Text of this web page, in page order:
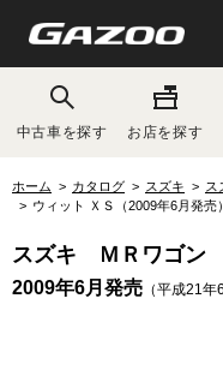
中古車を探す お店を探す
ホーム カタログ スズキ ス
ウィット ＸＳ（2009年6月発売）
スズキ ＭＲワゴン
2009年6月発売 （平成21年